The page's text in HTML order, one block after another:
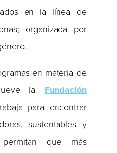
en la línea de
organizada por
en materia de
la Fundación
para encontrar
sustentables y
que más